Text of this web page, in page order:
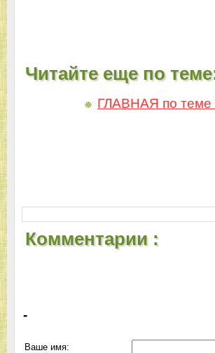
Читайте еще по
ГЛАВНАЯ по
Комментарии :
-
Ваше имя: